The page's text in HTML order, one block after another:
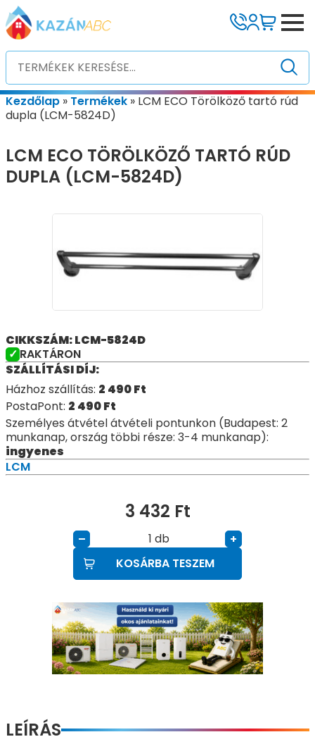
Kezdőlap » Termékek » LCM ECO Törölköző tartó rúd
dupla (LCM-5824D)
LCM ECO TÖRÖLKÖZŐ TARTÓ RÚD
DUPLA (LCM-5824D)
CIKKSZÁM: LCM-5824D
RAKTÁRON
SZÁLLÍTÁSI DÍJ:
Házhoz szállítás: 2 490Ft
PostaPont: 2 490Ft
Személyes átvétel átvételi pontunkon (Budapest: 2
munkanap, ország többi része: 3-4 munkanap):
ingyenes
LCM
3 432 Ft
– db
+
KOSÁRBA TESZEM
LEÍRÁS